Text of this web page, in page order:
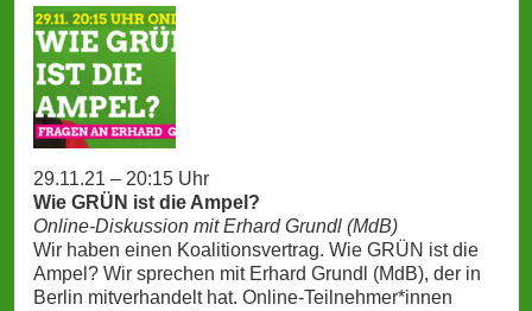
29.11.21 – 20:15 Uhr
Wie GRÜN ist die Ampel?
Online-Diskussion mit Erhard Grundl (MdB)
Wir haben einen Koalitionsvertrag. Wie GRÜN ist die
Ampel? Wir sprechen mit Erhard Grundl (MdB), der in
Berlin mitverhandelt hat. Online-Teilnehmer*innen